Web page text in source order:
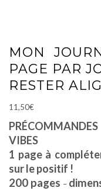
MON
PAGE PAR
RESTER
11,50€
VIBES
1 page à
sur le positif !
200 pages –